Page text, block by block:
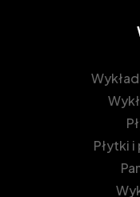
Płytki